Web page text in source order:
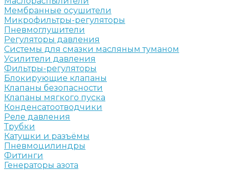
Мембранные осушители
Микрофильтры-регуляторы
Пневмоглушители
Регуляторы давления
Системы для смазки масляным туманом
Усилители давления
Фильтры-регуляторы
Блокирующие клапаны
Клапаны безопасности
Клапаны мягкого пуска
Конденсатоотводчики
Реле давления
Трубки
Катушки и разъёмы
Пневмоцилиндры
Фитинги
Генераторы азота